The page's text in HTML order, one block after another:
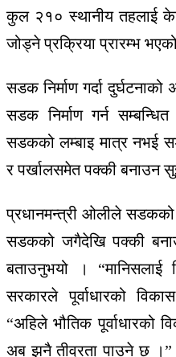
कुल २१० स्थानीय तहलाई
जोड्ने प्रक्रिया प्रारम्भ
सडक निर्माण गर्दा
सडक निर्माण गर्न
सडकको लम्बाइ मात्र नभई
र पर्खालसमेत पक्की बनाउन
प्रधानमन्त्री ओलीले सडकको
सडकको जगैदेखि पक्की
बताउनुभयो । “मानिसलाई
सरकारले पूर्वाधारको
“अहिले भौतिक पूर्वाधारको
अब झनै तीव्रता पाउने छ